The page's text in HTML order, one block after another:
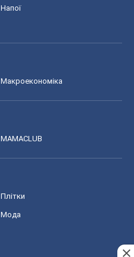
Напої
Макроекономіка
MAMACLUB
Плітки
Мода